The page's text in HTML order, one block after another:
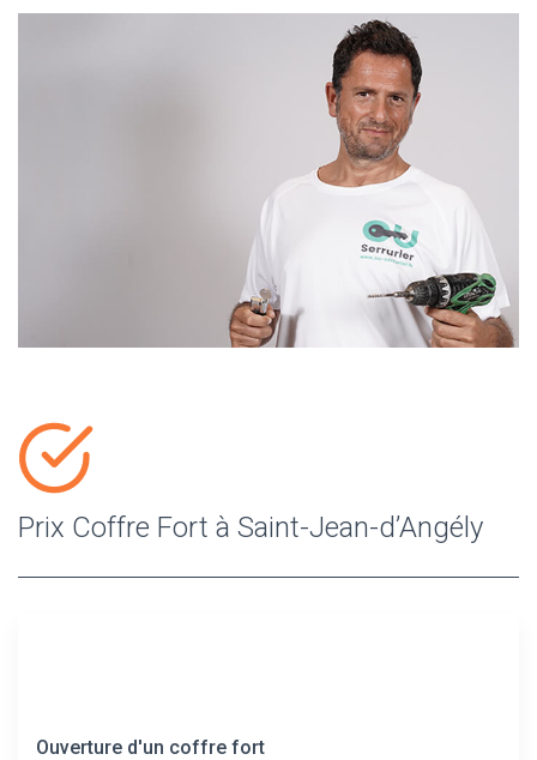
Prix Coffre Fort à Saint-Jean-d’Angély
Ouverture d'un coffre fort